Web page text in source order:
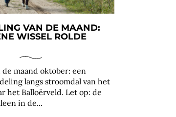
VAN DE MAAND:
WISSEL ROLDE
maand oktober: een
langs stroomdal van het
het Balloërveld. Let op: de
in de...